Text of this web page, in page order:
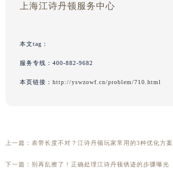
上海江诗丹顿服务中心
本文tag：
服务专线： 400-882-9682
本页链接： http://yswzowf.cn/problem/710.html
上一篇： 表带长度不对？江诗丹顿玩家常用的3种优化方案
下一篇： 别再乱擦了！正确处理江诗丹顿锈迹的步骤曝光